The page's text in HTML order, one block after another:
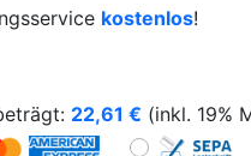
kostenlos!
22,61 € (inkl. 19%